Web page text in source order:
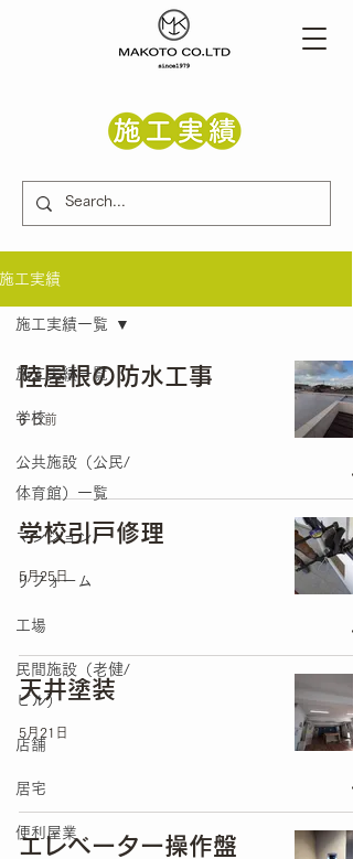
施工実績
施工実績一覧
学校
公共施設（公民/
体育館）一覧
マンション
リフォーム
工場
民間施設（老健/
ビル）
店舗
居宅
便利屋業
施工実績一覧
陸屋根の防水工事
6 日前
学校引戸修理
5月25日
天井塗装
5月21日
エレベーター操作盤